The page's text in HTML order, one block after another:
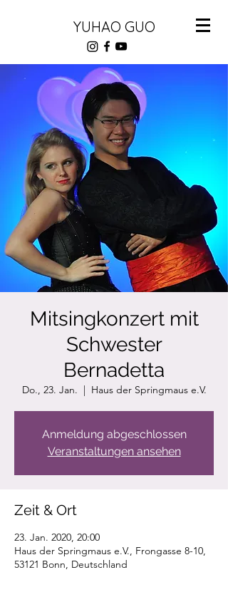
YUHAO GUO
Mitsingkonzert mit
Schwester
Bernadetta
Do., 23. Jan.
  |
Haus der Springmaus e.V.
Anmeldung abgeschlossen
Veranstaltungen ansehen
Zeit & Ort
23. Jan. 2020, 20:00
Haus der Springmaus e.V., Frongasse 8-10,
53121 Bonn, Deutschland